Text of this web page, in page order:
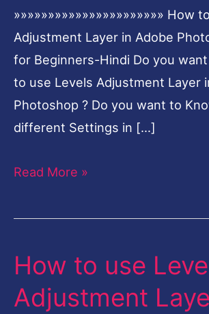
»»»»»»»»»»»»»»»»»»»»»» How
Adjustment Layer in Adobe
for Beginners-Hindi Do you
to use Levels Adjustment Layer
Photoshop ? Do you want to
different Settings in […]
Read More »
How to use
Adjustment
How
use